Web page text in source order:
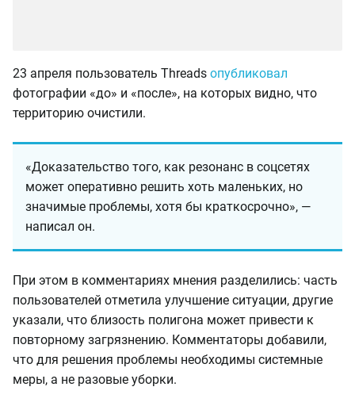
23 апреля пользователь Threads опубликовал
фотографии «до» и «после», на которых видно, что
территорию очистили.
«Доказательство того, как резонанс в соцсетях
может оперативно решить хоть маленьких, но
значимые проблемы, хотя бы краткосрочно», —
написал он.
При этом в комментариях мнения разделились: часть
пользователей отметила улучшение ситуации, другие
указали, что близость полигона может привести к
повторному загрязнению. Комментаторы добавили,
что для решения проблемы необходимы системные
меры, а не разовые уборки.